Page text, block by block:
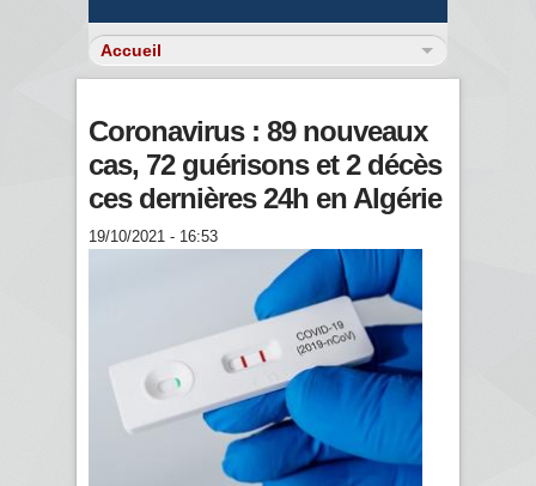
Coronavirus : 89 nouveaux
cas, 72 guérisons et 2 décès
ces dernières 24h en Algérie
19/10/2021 - 16:53